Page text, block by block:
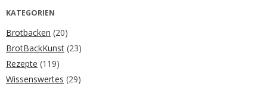
KATEGORIEN
Brotbacken (20)
BrotBackKunst (23)
Rezepte (119)
Wissenswertes (29)